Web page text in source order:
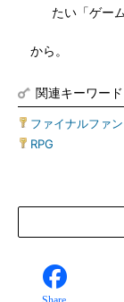
たい「ゲー
から。
関連キーワード
ファイナルファ
RPG